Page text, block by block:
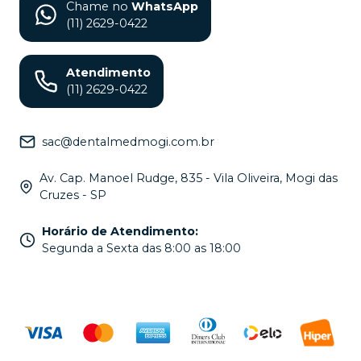
Chame no WhatsApp
(11) 2629-0422
Atendimento
(11) 2629-0422
sac@dentalmedmogi.com.br
Av. Cap. Manoel Rudge, 835 - Vila Oliveira, Mogi das
Cruzes - SP
Horário de Atendimento:
Segunda a Sexta das 8:00 as 18:00